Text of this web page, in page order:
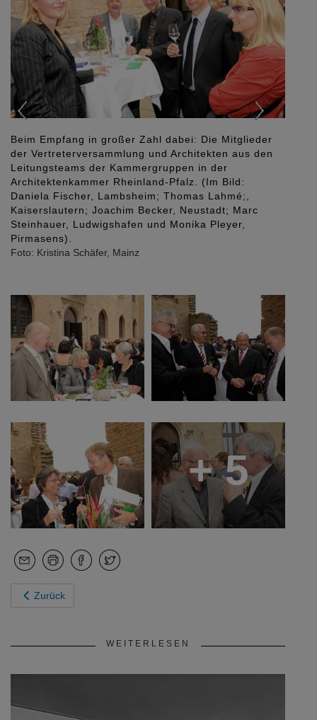
Der Landesbetrieb Liegenschafts- und
Baubetreuung, das Ministerium der Finanzen und die
Landestreuhandstelle im Gespräch über Baukultur
versammelt: (Hubert Heimann, LBB; Renate Kreckel,
Ministerium sowie Rainer Richarts, LTH, und Gattin).
Foto: Kristina Schäfer, Mainz
+ 5
Zurück
WEITERLESEN